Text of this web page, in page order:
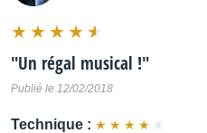
"Un régal musical !"
Publié le 12/02/2018
Technique :